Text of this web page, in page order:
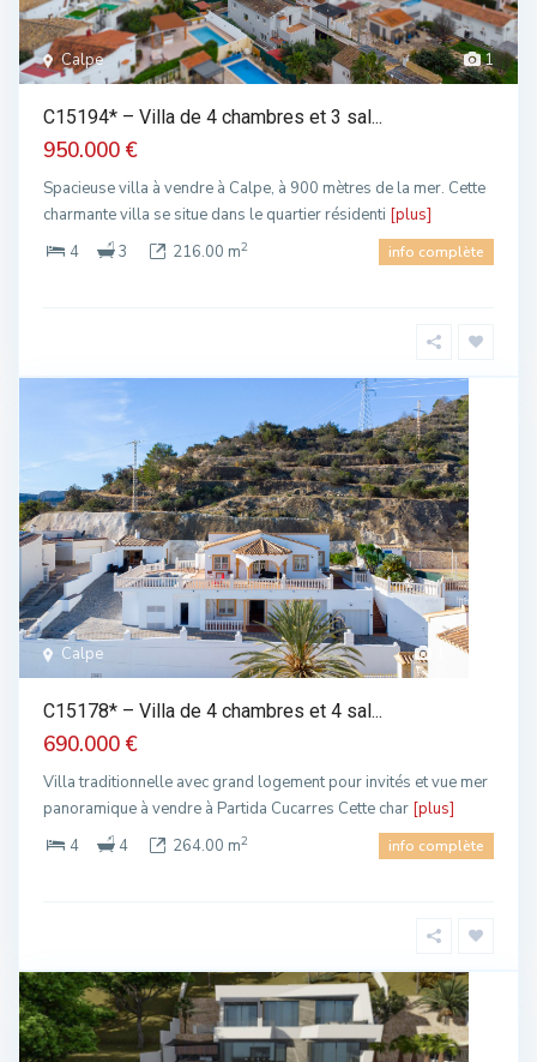
1
Calpe
C15194* – Villa de 4 chambres et 3 sal...
950.000 €
Spacieuse villa à vendre à Calpe, à 900 mètres de la mer. Cette
charmante villa se situe dans le quartier résidenti [plus]
4
3 216.00 m2 info complète
Calpe
C15178* – Villa de 4 chambres et 4 sal...
690.000 €
Villa traditionnelle avec grand logement pour invités et vue mer
panoramique à vendre à Partida Cucarres Cette char [plus]
4
4 264.00 m2 info complète